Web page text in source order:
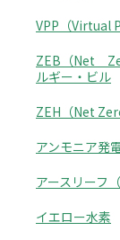
VPP（Virtual
ZEB（Net
ルギー・ビル
ZEH（Net
アンモニア発
アースリーフ
イエロー水素